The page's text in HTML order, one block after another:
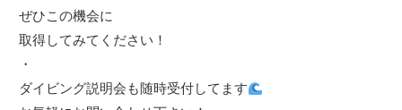
ぜひこの機会に
取得してみてください！
・
ダイビング説明会も随時受付してます